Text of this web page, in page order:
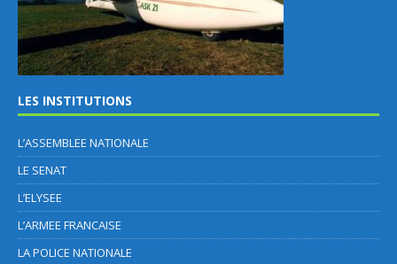
LES INSTITUTIONS
L’ASSEMBLEE NATIONALE
LE SENAT
L’ELYSEE
L’ARMEE FRANCAISE
LA POLICE NATIONALE